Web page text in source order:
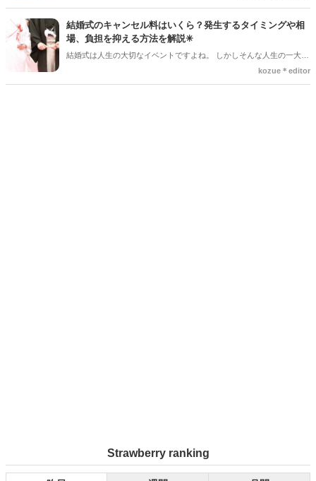
クして準備を進めましょう♪
結婚式のキャンセル料はいくら？発生するタイミングや相
場、負担を抑える方法を解説✳︎
結婚式は人生の大切なイベントですよね。 しかしそんな人生の一大イ
ベントでも、やむを得ない事情で延期や中止、キャンセルを検討しな
kozue＊editor
Strawberry ranking